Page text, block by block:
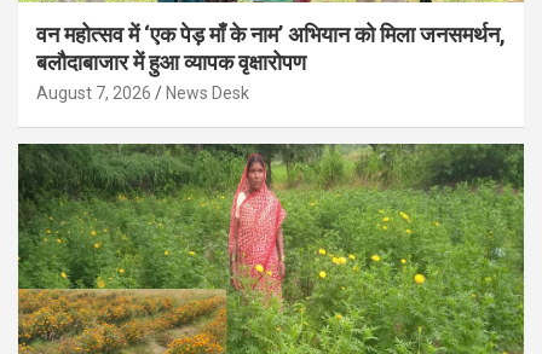
वन महोत्सव में ‘एक पेड़ माँ के नाम’ अभियान को मिला जनसमर्थन,
बलौदाबाजार में हुआ व्यापक वृक्षारोपण
August 7, 2026 News Desk